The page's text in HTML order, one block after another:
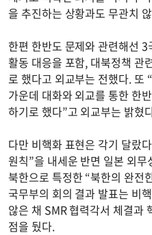
을 추진하는 상황과도 무관치
한편 한반도 문제와 관련해선
활동 대응을 포함, 대북정책 관
로 했다고 외교부는 전했다. 또
가운데 대화와 외교를 통한 한
하기로 했다”고 외교부는 밝혔
다만 비핵화 표현은 각기 달랐
원칙”을 내세운 반면 일본 외무
북한으로 특정한 “북한의 완전
국무부의 회의 결과 발표는 비
않은 채 SMR 협력각서 체결과
점을 뒀다.